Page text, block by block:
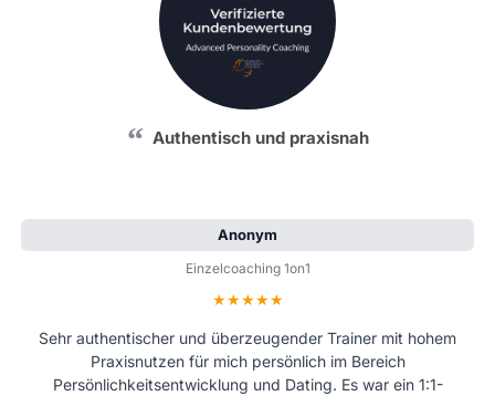
Authentisch und praxisnah
Anonym
Einzelcoaching 1on1
Bewertung: 5 von 5 Sternen
Sehr authentischer und überzeugender Trainer mit hohem
Praxisnutzen für mich persönlich im Bereich
Persönlichkeitsentwicklung und Dating. Es war ein 1:1-